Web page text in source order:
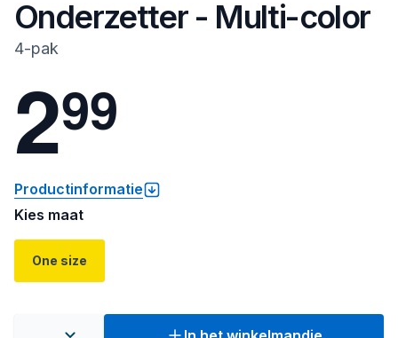
Onderzetter - Multi-color
4-pak
299
Productinformatie
Kies maat
One size